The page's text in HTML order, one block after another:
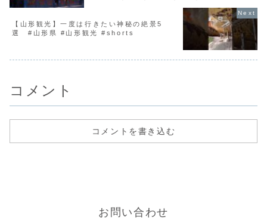
【山形観光】一度は行きたい神秘の絶景5
選 #山形県 #山形観光 #shorts
コメント
コメントを書き込む
お問い合わせ